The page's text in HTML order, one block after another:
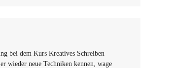
bei dem Kurs Kreatives Schreiben
wieder neue Techniken kennen, wage